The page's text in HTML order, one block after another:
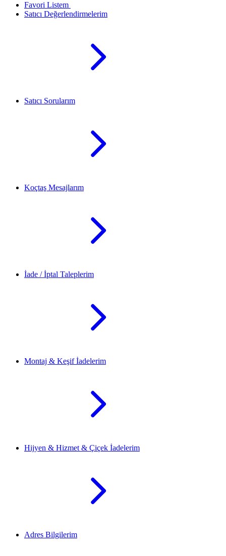
Favori Listem
Satıcı Değerlendirmelerim
Satıcı Sorularım
Koçtaş Mesajlarım
İade / İptal Taleplerim
Montaj & Keşif İadelerim
Hijyen & Hizmet & Çiçek İadelerim
Adres Bilgilerim